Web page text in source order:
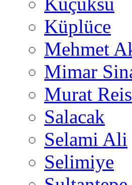
Küplüce
Mehmet
Mimar
Murat Reis
Salacak
Selami Ali
Selimiye